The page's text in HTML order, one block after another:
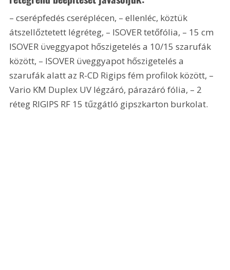
– cserépfedés cseréplécen, – ellenléc, köztük
átszellőztetett légréteg, – ISOVER tetőfólia, – 15 cm
ISOVER üveggyapot hőszigetelés a 10/15 szarufák
között, – ISOVER üveggyapot hőszigetelés a
szarufák alatt az R-CD Rigips fém profilok között, –
Vario KM Duplex UV légzáró, párazáró fólia, – 2
réteg RIGIPS RF 15 tűzgátló gipszkarton burkolat.